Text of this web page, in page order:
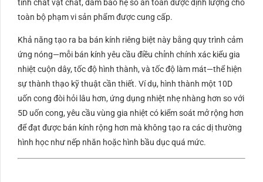
tính chất vật chất, đảm bảo hệ số an toàn được định lượng cho
toàn bộ phạm vi sản phẩm được cung cấp.
Khả năng tạo ra ba bán kính riêng biệt này bằng quy trình cảm
ứng nóng—mỗi bán kính yêu cầu điều chỉnh chính xác kiểu gia
nhiệt cuộn dây, tốc độ hình thành, và tốc độ làm mát—thể hiện
sự thành thạo kỹ thuật cần thiết. Ví dụ, hình thành một 10D
uốn cong đòi hỏi lâu hơn, ứng dụng nhiệt nhẹ nhàng hơn so với
5D uốn cong, yêu cầu vùng gia nhiệt có kiểm soát mở rộng hơn
để đạt được bán kính rộng hơn mà không tạo ra các dị thường
hình học như nếp nhăn hoặc hình bầu dục quá mức.